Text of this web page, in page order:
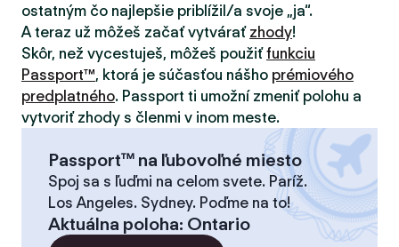
ostatným čo najlepšie priblížil/a svoje „ja“.
A teraz už môžeš začať vytvárať zhody!
Skôr, než vycestuješ, môžeš použiťfunkciu
Passport™, ktorá je súčasťou nášho prémiového
predplatného. Passport ti umožní zmeniť polohu a
vytvoriť zhody s členmi v inom meste.
Passport™ na ľubovoľné miesto
Spoj sa s ľuďmi na celom svete. Paríž.
Los Angeles. Sydney. Poďme na to!
Aktuálna poloha: Ontario